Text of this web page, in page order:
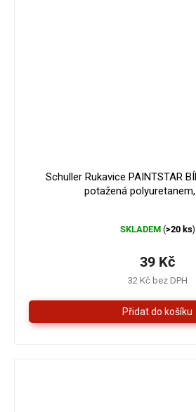
Schuller Rukavice PAINTSTAR
potažená
je
z
5
SKLADEM (>20 ks)
32 Kč bez DPH
39 Kč